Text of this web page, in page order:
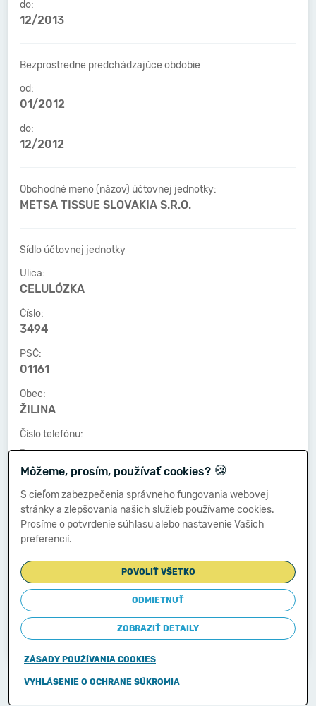
do:
12/2013
Bezprostredne predchádzajúce obdobie
od:
01/2012
do:
12/2012
Obchodné meno (názov) účtovnej jednotky:
METSA TISSUE SLOVAKIA S.R.O.
Sídlo účtovnej jednotky
Ulica:
CELULÓZKA
Číslo:
3494
PSČ:
01161
Obec:
ŽILINA
Číslo telefónu:
-
Číslo faxu:
-
E-mailová adresa:
-
Zostavená dňa:
23.06.2014
Schválená dňa:
-
Môžeme, prosím, používať cookies? 🍪
S cieľom zabezpečenia správneho fungovania webovej
stránky a zlepšovania našich služieb používame cookies.
Prosíme o potvrdenie súhlasu alebo nastavenie Vašich
preferencií.
POVOLIŤ VŠETKO
ODMIETNUŤ
ZOBRAZIŤ DETAILY
ZÁSADY POUŽÍVANIA COOKIES
VYHLÁSENIE O OCHRANE SÚKROMIA
Copyright © 2011-2026